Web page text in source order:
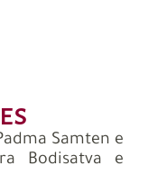
Samten e
Bodisatva e